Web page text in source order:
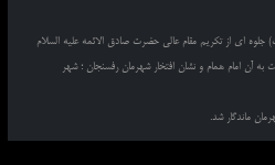
ای از تکریم مقام عالی حضرت صادق الائمه علیه السلام
آن امام همام و نشان افتخار شهرمان رفسنجان ؛ شهر
ماندگار شد.